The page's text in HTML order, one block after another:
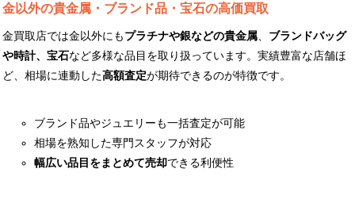
金以外の貴金属・ブランド品・宝石の高価買取
金買取店では金以外にもプラチナや銀などの貴金属
ブランドバッグ
や時計、宝石など多様な品目を取り扱っています。実績豊富な店舗ほ
ど、相場に連動した高額査定が期待できるのが特徴です。
ブランド品やジュエリーも一括査定が可能
相場を熟知した専門スタッフが対応
幅広い品目をまとめて売却できる利便性